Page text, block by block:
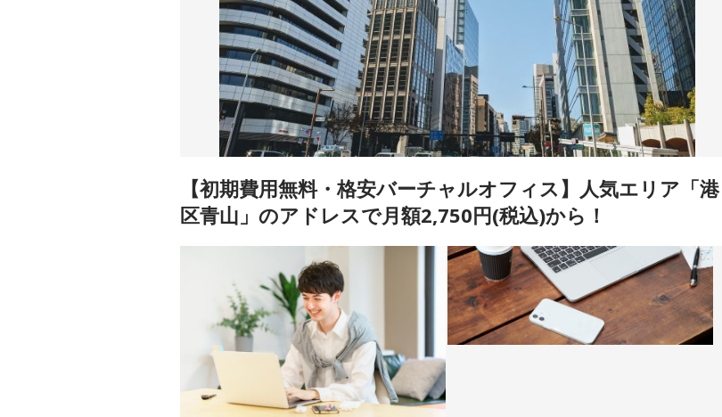
【初期費用無料・格安バーチャルオフィス】人気エリア「港
区青山」のアドレスで月額2,750円(税込)から！